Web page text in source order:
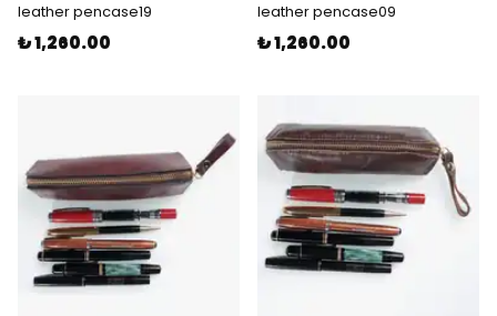
leather pencase19
₺ 1,260.00
leather pencase09
₺ 1,260.00